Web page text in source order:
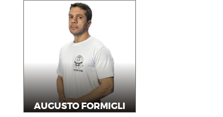
AUGUSTO FORMIGLI